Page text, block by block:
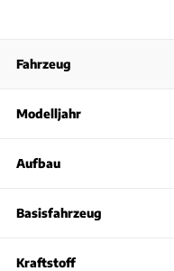
Fahrzeug
Modelljahr
Aufbau
Basisfahrzeug
Kraftstoff